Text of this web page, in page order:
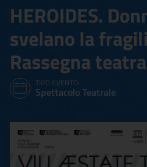
HEROIDES.
svelano la
Rassegna
TIPO EVENTO:
Spettacolo Teatrale
HEROIDES.